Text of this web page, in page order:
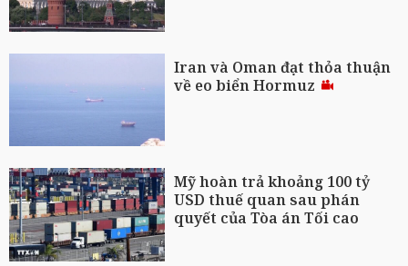
Iran và Oman đạt thỏa thuận
về eo biển Hormuz
Mỹ hoàn trả khoảng 100 tỷ
USD thuế quan sau phán
quyết của Tòa án Tối cao